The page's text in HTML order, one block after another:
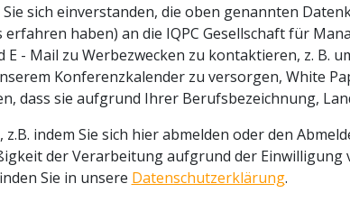
sich einverstanden, die oben genannten
haben) an die IQPC Gesellschaft für
- Mail zu Werbezwecken zu kontaktieren, z. B.
Konferenzkalender zu versorgen, White
dass sie aufgrund Ihrer Berufsbezeichnung,
indem Sie sich hier abmelden oder den
der Verarbeitung aufgrund der
Sie in unsere Datenschutzerklärung.